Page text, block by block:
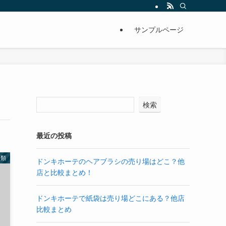
サンプルページ
検索
最近の投稿
ドンキホーテのヘアブラシの売り場はどこ？他
店と比較まとめ！
ドンキホーテで紙袋は売り場どこにある？他店
比較まとめ